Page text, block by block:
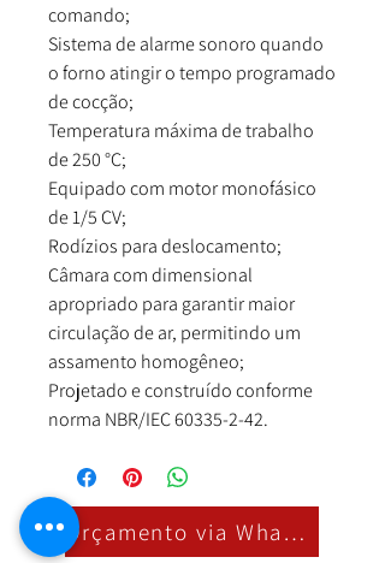
comando;
Sistema de alarme sonoro quando
o forno atingir o tempo programado
de cocção;
Temperatura máxima de trabalho
de 250 °C;
Equipado com motor monofásico
de 1/5 CV;
Rodízios para deslocamento;
Câmara com dimensional
apropriado para garantir maior
circulação de ar, permitindo um
assamento homogêneo;
Projetado e construído conforme
norma NBR/IEC 60335-2-42.
Orçamento via Whatsapp